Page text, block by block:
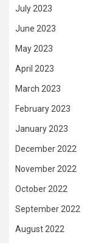
July 2023
June 2023
May 2023
April 2023
March 2023
February 2023
January 2023
December 2022
November 2022
October 2022
September 2022
August 2022